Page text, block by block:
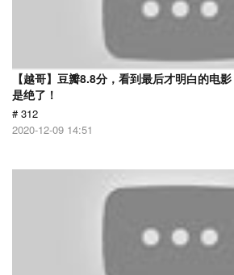
【越哥】豆瓣8.8分，看到最后才明白的电
是绝了！
# 312
2020-12-09 14:51